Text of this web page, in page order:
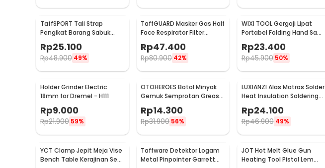
TaffSPORT Tali Strap
Pengikat Barang Sabuk
Rp25.100
Rp48.900 49%
TaffGUARD Masker Gas Half
Face Respirator Filter
Rp47.400
Rp80.900 42%
WIXI TOOL Gergaji Lipat
Portabel Folding Hand Saw
39cm - JSZ-002
Rp23.400
Rp45.900 50%
Holder Grinder Electric
18mm for Dremel - H111
Rp9.000
Rp21.900 59%
OTOHEROES Botol Minyak
Gemuk Semprotan Grease
Gun 250ml - Q001
Rp14.300
Rp31.900 56%
LUXIANZI Alas Matras Solder
Heat Insulation Soldering
Rp24.100
Rp46.900 49%
YCT Clamp Jepit Meja Vise
Bench Table Kerajinan Seni
Taffware Detektor Logam
Metal Pinpointer Garrett
JOT Hot Melt Glue Gun
Heating Tool Pistol Lem